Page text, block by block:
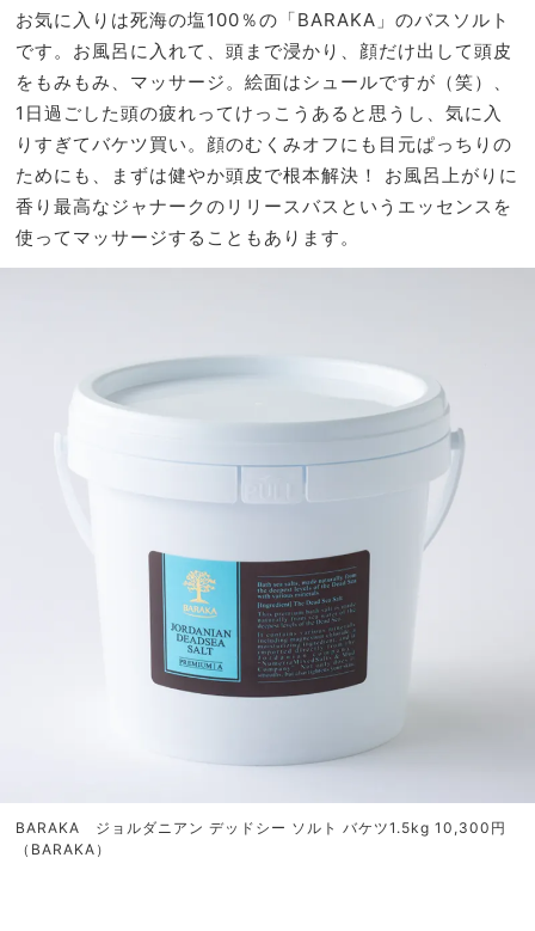
お気に入りは死海の塩100％の「BARAKA」のバスソルト
です。お風呂に入れて、頭まで浸かり、顔だけ出して頭皮
をもみもみ、マッサージ。絵面はシュールですが（笑）、
1日過ごした頭の疲れってけっこうあると思うし、気に入
りすぎてバケツ買い。顔のむくみオフにも目元ぱっちりの
ためにも、まずは健やか頭皮で根本解決！ お風呂上がりに
香り最高なジャナークのリリースバスというエッセンスを
使ってマッサージすることもあります。
BARAKA ジョルダニアン デッドシー ソルト バケツ1.5kg 10,300円
（BARAKA）